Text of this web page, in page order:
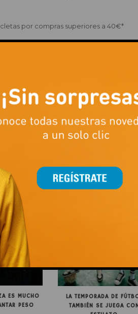
por compras superiores a 40€*
BLACK WEEK SALES EN NEW YORKER
ES MUCHO
PESO
LA TEMPORADA DE
TAMBIÉN SE JUEGA
popup will close in:15